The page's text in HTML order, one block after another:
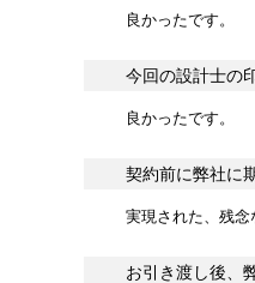
良かったです。
今回の設計士の
良かったです。
契約前に弊社に
実現された、残念
お引き渡し後、